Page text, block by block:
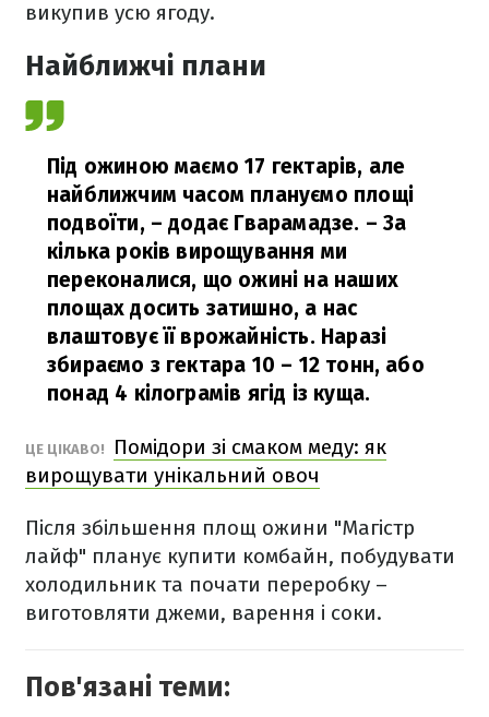
викупив усю ягоду.
Найближчі плани
Під ожиною маємо 17 гектарів, але
найближчим часом плануємо площі
подвоїти, – додає Гварамадзе. – За
кілька років вирощування ми
переконалися, що ожині на наших
площах досить затишно, а нас
влаштовує її врожайність. Наразі
збираємо з гектара 10 – 12 тонн, або
понад 4 кілограмів ягід із куща.
ЦЕ ЦІКАВО!
Помідори зі смаком меду: як
вирощувати унікальний овоч
Після збільшення площ ожини "Магістр
лайф" планує купити комбайн, побудувати
холодильник та почати переробку –
виготовляти джеми, варення і соки.
Пов'язані теми: